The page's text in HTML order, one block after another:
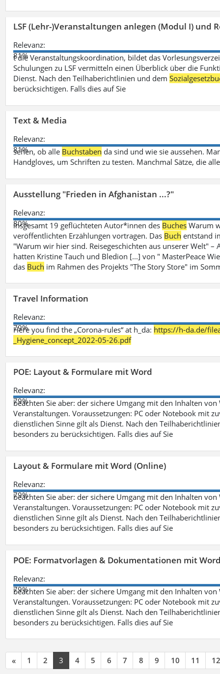
LSF (Lehr-)Veranstaltungen anlegen (Modul I) und
Relevanz:
81%
t die Veranstaltungskoordination, bildet das
Schulungen zu LSF vermitteln einen Überblick über die
Dienst. Nach den Teilhaberichtlinien und dem
berücksichtigen. Falls dies auf Sie
Text & Media
Relevanz:
81%
sehen, ob alle Buchstaben da sind und wie sie aussehen.
Handgloves, um Schriften zu testen. Manchmal Sätze, die
Ausstellung "Frieden in Afghanistan ...?"
Relevanz:
80%
insgesamt 19 geflüchteten Autor*innen des Buches Warum
veröffentlichten Erzählungen vortragen. Das Buch entstand
"Warum wir hier sind. Reisegeschichten aus unserer Welt"
hatten Kristine Tauch und Bledion [...] von " MasterPeace
das Buch im Rahmen des Projekts "The Story Store" im
Travel Information
Relevanz:
79%
Here you find the „Corona-rules“ at h_da: https://h-da.de/
_Hygiene_concept_2022-05-26.pdf
POE: Layout & Formulare mit Word
Relevanz:
79%
beachten Sie aber: der sichere Umgang mit den Inhalten
Veranstaltungen. Voraussetzungen: PC oder Notebook mit
dienstlichen Sinne gilt als Dienst. Nach den
besonders zu berücksichtigen. Falls dies auf Sie
Layout & Formulare mit Word (Online)
Relevanz:
79%
beachten Sie aber: der sichere Umgang mit den Inhalten
Veranstaltungen. Voraussetzungen: PC oder Notebook mit
dienstlichen Sinne gilt als Dienst. Nach den
besonders zu berücksichtigen. Falls dies auf Sie
POE: Formatvorlagen & Dokumentationen mit
Relevanz:
79%
beachten Sie aber: der sichere Umgang mit den Inhalten
Veranstaltungen. Voraussetzungen: PC oder Notebook mit
dienstlichen Sinne gilt als Dienst. Nach den
besonders zu berücksichtigen. Falls dies auf Sie
« 1 2 3 4 5 6 7 8 9 10 11 12